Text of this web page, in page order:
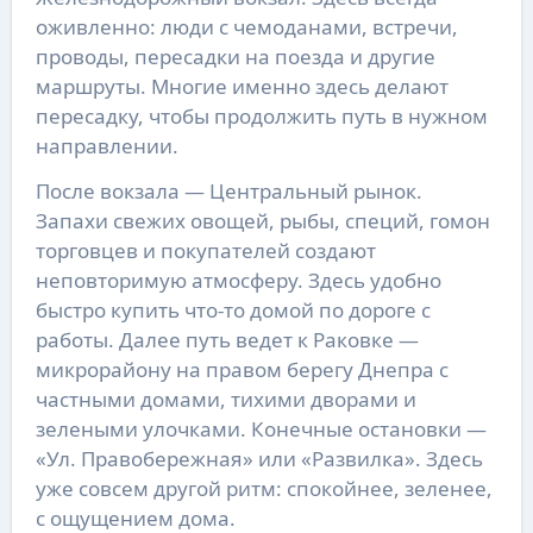
оживленно: люди с чемоданами, встречи,
проводы, пересадки на поезда и другие
маршруты. Многие именно здесь делают
пересадку, чтобы продолжить путь в нужном
направлении.
После вокзала — Центральный рынок.
Запахи свежих овощей, рыбы, специй, гомон
торговцев и покупателей создают
неповторимую атмосферу. Здесь удобно
быстро купить что-то домой по дороге с
работы. Далее путь ведет к Раковке —
микрорайону на правом берегу Днепра с
частными домами, тихими дворами и
зелеными улочками. Конечные остановки —
«Ул. Правобережная» или «Развилка». Здесь
уже совсем другой ритм: спокойнее, зеленее,
с ощущением дома.